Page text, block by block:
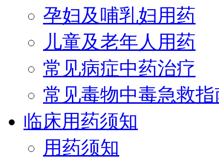
孕妇及哺乳妇用药
儿童及老年人用药
常见病症中药治疗
常见毒物中毒急救指
临床用药须知
用药须知